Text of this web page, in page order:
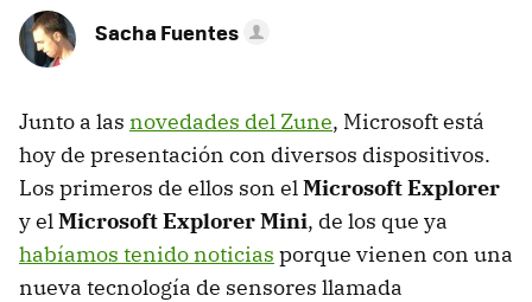
Sacha Fuentes
Junto a las novedades del Zune, Microsoft está
hoy de presentación con diversos dispositivos.
Los primeros de ellos son elMicrosoft Explorer
y elMicrosoft Explorer Mini, de los que ya
habíamos tenido noticias porque vienen con una
nueva tecnología de sensores llamada